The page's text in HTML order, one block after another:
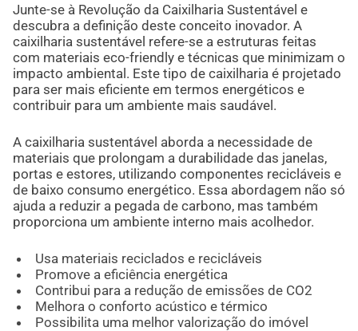
Junte-se à Revolução da Caixilharia Sustentável e
descubra a definição deste conceito inovador. A
caixilharia sustentável refere-se a estruturas feitas
com materiais eco-friendly e técnicas que minimizam o
impacto ambiental. Este tipo de caixilharia é projetado
para ser mais eficiente em termos energéticos e
contribuir para um ambiente mais saudável.
A caixilharia sustentável aborda a necessidade de
materiais que prolongam a durabilidade das janelas,
portas e estores, utilizando componentes recicláveis e
de baixo consumo energético. Essa abordagem não só
ajuda a reduzir a pegada de carbono, mas também
proporciona um ambiente interno mais acolhedor.
Usa materiais reciclados e recicláveis
Promove a eficiência energética
Contribui para a redução de emissões de CO2
Melhora o conforto acústico e térmico
Possibilita uma melhor valorização do imóvel